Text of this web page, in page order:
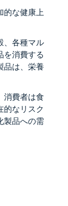
的な健康上
、各種マル
を消費する
品は、栄養
消費者は食
的なリスク
製品への需